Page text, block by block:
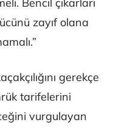
zayıf olana
gerekçe
tarifelerini
vurgulayan